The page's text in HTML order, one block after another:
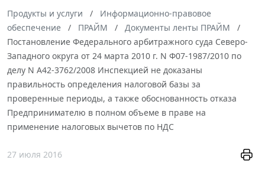
Продукты и услуги
Информационно-правовое
обеспечение
ПРАЙМ
Документы ленты ПРАЙМ
Постановление Федерального арбитражного суда Северо-
Западного округа от 24 марта 2010 г. N Ф07-1987/2010 по
делу N А42-3762/2008 Инспекцией не доказаны
правильность определения налоговой базы за
проверенные периоды, а также обоснованность отказа
Предпринимателю в полном объеме в праве на
применение налоговых вычетов по НДС
27 июля 2016